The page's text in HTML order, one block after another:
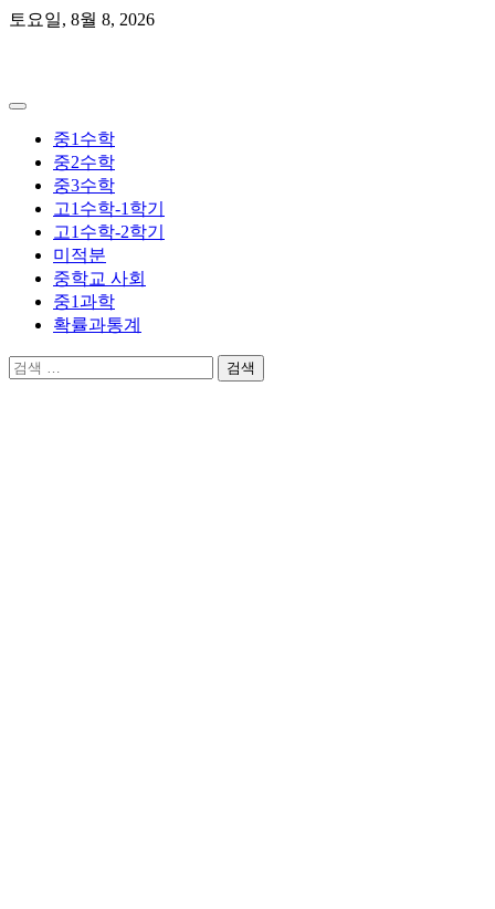
Skip
토요일, 8월 8, 2026
중1수학
중2수학
중3수학
고1수학-1학기
고1수학-2학기
미적분
중학교 사회
중1과학
확률과통계
검